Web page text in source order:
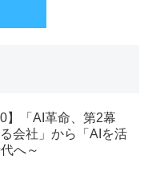
】「AI革命、第2幕
会社」から「AIを活
へ～